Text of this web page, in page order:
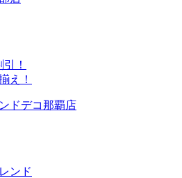
！
え！
ンド